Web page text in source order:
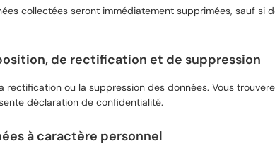
collectées seront immédiatement supprimées, sauf si
de rectification et de suppression
rectification ou la suppression des données. Vous
déclaration de confidentialité.
à caractère personnel